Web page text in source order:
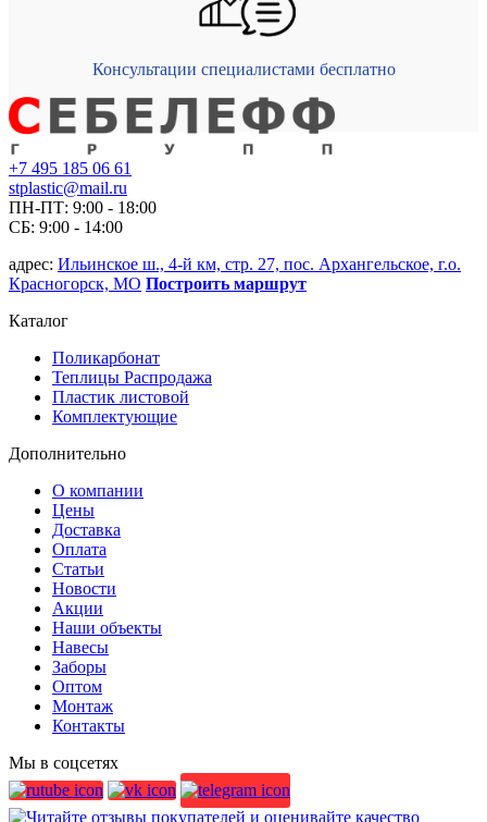
Консультации специалистами бесплатно
+7 495 185 06 61
stplastic@mail.ru
ПН-ПТ: 9:00 - 18:00
СБ: 9:00 - 14:00
адрес: Ильинское ш., 4-й км, стр. 27, пос. Архангельское, г.о.
Красногорск, МО Построить маршрут
Каталог
Поликарбонат
Теплицы Распродажа
Пластик листовой
Комплектующие
Дополнительно
О компании
Цены
Доставка
Оплата
Статьи
Новости
Акции
Наши объекты
Навесы
Заборы
Оптом
Монтаж
Контакты
Мы в соцсетях